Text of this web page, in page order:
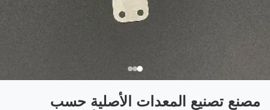
مصنع تصنيع المعدات الأصلية حسب